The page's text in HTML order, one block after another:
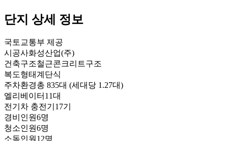
단지 상세 정보
국토교통부 제공
시공사화성산업(주)
건축구조철근콘크리트구조
복도형태계단식
주차환경총 835대 (세대당 1.27대)
엘리베이터 11대
전기차 충전기 17기
경비인원6명
청소인원6명
소독인원 12명